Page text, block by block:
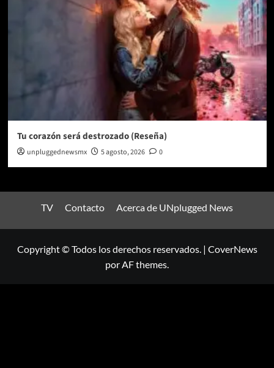
Tu corazón será destrozado (Reseña)
unpluggednewsmx 5 agosto, 2026 0
TV Contacto Acerca de UNplugged News
Copyright © Todos los derechos reservados. | CoverNews
por AF themes.